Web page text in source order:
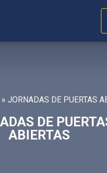
» JORNADAS DE PUERTAS
DE
ABIERTAS